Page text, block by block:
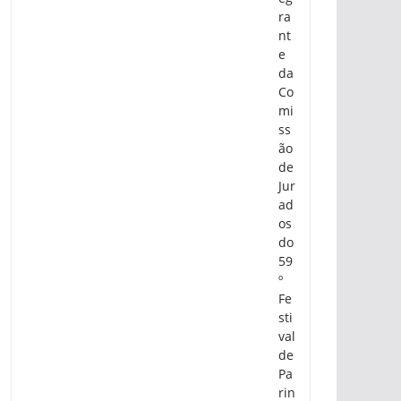
ra
nt
e
da
Co
mi
ss
ão
de
Jur
ad
os
do
59
º
Fe
sti
val
de
Pa
rin